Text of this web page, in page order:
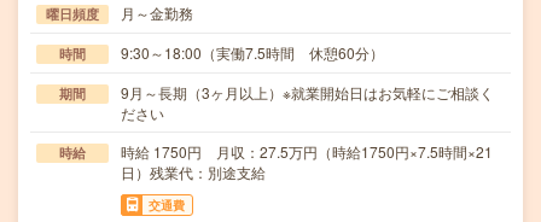
曜日頻度 月～金勤務
時間 9:30～18:00（実働7.5時間 休憩60分）
期間
9月～長期（3ヶ月以上）※就業開始日はお気軽にご相談く
ださい
時給
時給 1750円 月収：27.5万円（時給1750円×7.5時間×21
日）残業代：別途支給
交通費